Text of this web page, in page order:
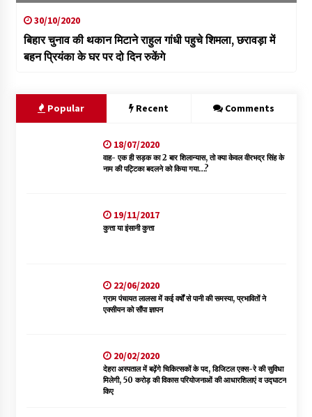
30/10/2020
बिहार चुनाव की थकान मिटाने राहुल गांधी पहुचे शिमला, छरावड़ा में
बहन प्रियंका के घर पर दो दिन रुकेंगे
Popular Recent Comments
18/07/2020
वाह- एक ही सड़क का 2 बार शिलान्यास, तो क्या केवल वीरभद्र सिंह के
नाम की पट्टिका बदलने को किया गया…?
19/11/2017
कुत्ता या इंसानी कुत्ता
22/06/2020
ग्राम पंचायत लालसा में कई वर्षों से पानी की समस्या, प्रभावितों ने
एक्सीयन को सौंपा ज्ञापन
20/02/2020
देहरा अस्पताल में बढ़ेंगे चिकित्सकों के पद, डिजिटल एक्स-रे की सुविधा
मिलेगी, 50 करोड़ की विकास परियोजनाओं की आधारशिलाएं व उद्घाटन
किए